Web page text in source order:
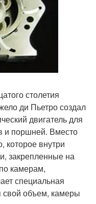
столетия
ди Пьетро создал
двигатель для
и поршней. Вместо
которое внутри
закрепленные на
камерам,
специальная
свой объем, камеры